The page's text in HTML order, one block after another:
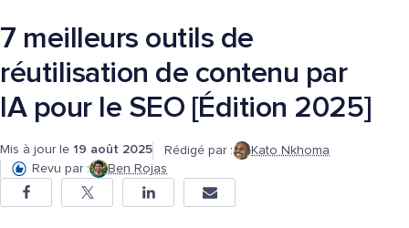
7 meilleurs outils de
réutilisation de contenu par
IA pour le SEO [Édition 2025]
Mis à jour le 19 août 2025 Rédigé par :
Kato Nkhoma
Revu par :
Ben Rojas